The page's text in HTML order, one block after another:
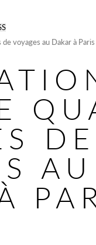
voyages au Dakar à
DE
AU